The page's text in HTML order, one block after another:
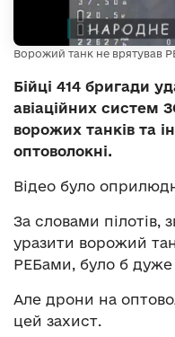
Ворожий танк не врятував
Бійці 414 бригади
авіаційних систем
ворожих танків та
оптоволокні.
Відео було
За словами
уразити ворожий
РЕБами, було б
Але дрони на
цей захист.